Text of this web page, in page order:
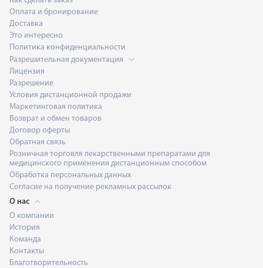
Оплата и бронирование
Доставка
Это интересно
Политика конфиденциальности
Разрешительная документация
Лицензия
Разрешение
Условия дистанционной продажи
Маркетинговая политика
Возврат и обмен товаров
Договор оферты
Обратная связь
Розничная торговля лекарственными препаратами для
медицинского применения дистанционным способом
Обработка персональных данных
Согласие на получение рекламных рассылок
О нас
О компании
История
Команда
Контакты
Благотворительность